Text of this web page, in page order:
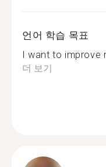
언어 학습 목표
I want to improve
더 보기